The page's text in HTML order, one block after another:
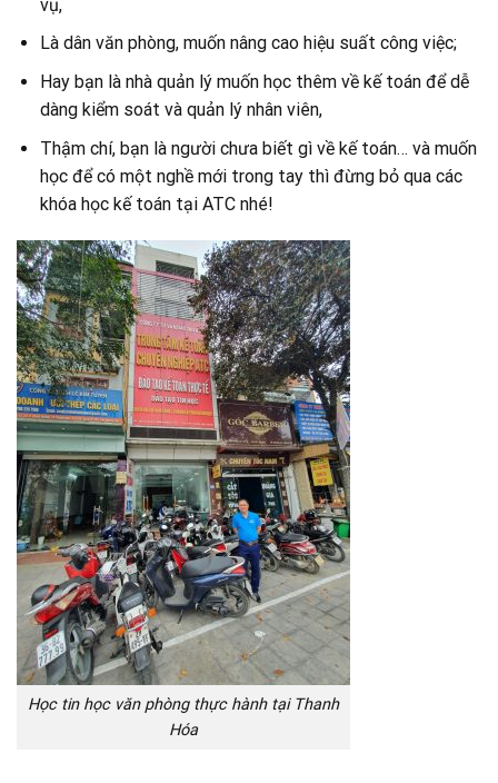
vụ,
Là dân văn phòng, muốn nâng cao hiệu suất công việc;
Hay bạn là nhà quản lý muốn học thêm về kế toán để dễ
dàng kiểm soát và quản lý nhân viên,
Thậm chí, bạn là người chưa biết gì về kế toán… và muốn
học để có một nghề mới trong tay thì đừng bỏ qua các
khóa học kế toán tại ATC nhé!
Học tin học văn phòng thực hành tại Thanh
Hóa